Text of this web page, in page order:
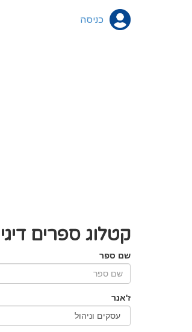
כניסה
קטלוג ספרים
שם ספר
ז'אנר